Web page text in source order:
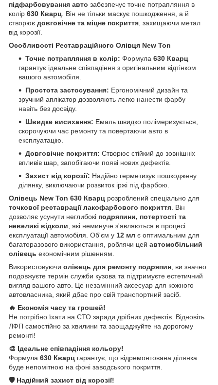
підфарбовування авто забезпечує точне потрапляння в
колір 630 Кварц. Він не тільки маскує пошкодження, а й
створює довговічне та міцне покриття, захищаючи метал
від корозії.
Особливості Реставраційного Олівця New Ton
Точне потрапляння в колір: Формула 630 Кварц
гарантує ідеальне співпадіння з оригінальним відтінком
вашого автомобіля.
Простота застосування: Ергономічний дизайн та
зручний аплікатор дозволяють легко нанести фарбу
навіть без досвіду.
Швидке висихання: Емаль швидко полімеризується,
скорочуючи час ремонту та повертаючи авто в
експлуатацію.
Довговічне покриття: Створює стійкий до зовнішніх
впливів шар, запобігаючи появі нових дефектів.
Захист від корозії: Надійно герметизує пошкоджену
ділянку, виключаючи розвиток іржі під фарбою.
Олівець New Ton 630 Кварц розроблений спеціально для
точкової реставрації лакофарбового покриття. Він
дозволяє усунути неглибокі подряпини, потертості та
невеликі відколи, які неминуче з'являються в процесі
експлуатації автомобіля. Об'єм у 12 мл є оптимальним для
багаторазового використання, роблячи цей автомобільний
олівець економічним рішенням.
Використовуючи олівець для ремонту подряпин, ви значно
подовжуєте термін служби кузова та підтримуєте естетичний
вигляд вашого авто. Це незамінний аксесуар для кожного
автовласника, який дбає про свій транспортний засіб.
🔥 Економія часу та грошей!
Не потрібно їхати на СТО заради дрібних дефектів. Відновіть
ЛФП самостійно за хвилини та заощаджуйте на дорогому
ремонті!
🎨 Ідеальне співпадіння кольору!
Формула 630 Кварц гарантує, що відремонтована ділянка
буде непомітною на фоні заводського покриття.
🛡️ Надійний захист від корозії!